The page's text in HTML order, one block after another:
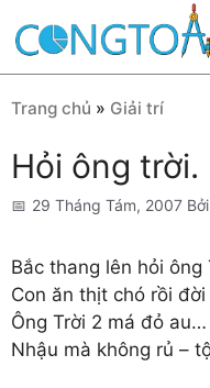
đến
Trang chủ » Giải trí
Hỏi ông trời.
29 Tháng Tám, 2007 Bởi
Bắc thang lên hỏi ông
Con ăn thịt chó rồi đời
Ông Trời 2 má đỏ au…
Nhậu mà không rủ –